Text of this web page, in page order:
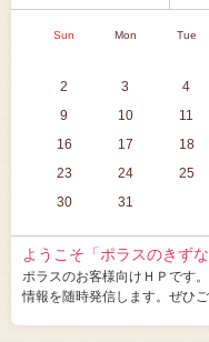
Sun Mon Tue
2
3 4
9
10 11
16
17 18
23
24 25
30
31
ようこそ「ポラスのきずな
ポラスのお客様向けＨＰです
情報を随時発信します。ぜひ